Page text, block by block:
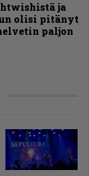
ja
olisi pitänyt
paljon